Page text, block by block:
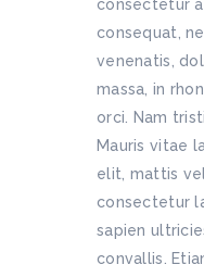
consectetur
consequat,
venenatis,
massa, in
orci. Nam
Mauris vitae
elit, mattis
consectetur
sapien
convallis.